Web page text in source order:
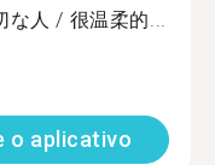
な人 / 很温柔的...
o aplicativo